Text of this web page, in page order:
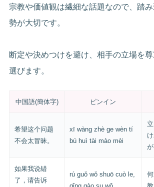
宗教や価値観は繊細な話題なので、踏
勢が大切です。
断定や決めつけを避け、相手の立場を
選びます。
中国語(簡体字) ピンイン
希望这个问题
不会太冒昧。
xī wàng zhè ge wèn tí
bú huì tài mào mèi
が
如果我说错
了，请告诉
rú guǒ wǒ shuō cuò le,